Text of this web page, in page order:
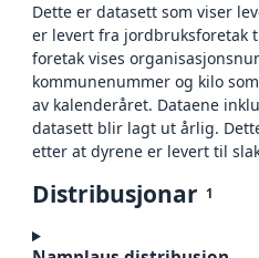
Dette er datasett som viser
er levert fra jordbruksforetak
foretak vises
kommunenummer og kilo
av kalenderåret. Dataene
datasett blir lagt ut årlig.
etter at dyrene er levert til
Distribusjonar 1